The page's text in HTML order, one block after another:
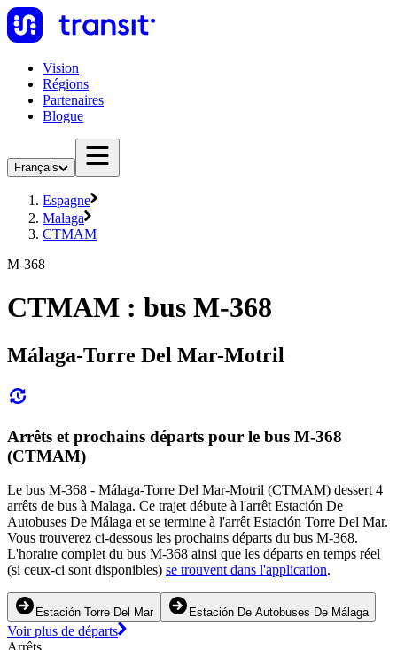
Vision
Régions
Partenaires
Blogue
Français
Espagne
Malaga
CTMAM
M-368
CTMAM : bus M-368
Málaga-Torre Del Mar-Motril
Arrêts et prochains départs pour le bus M-368
(CTMAM)
Le bus M-368 - Málaga-Torre Del Mar-Motril (CTMAM) dessert 4
arrêts de bus à Malaga. Ce trajet débute à l'arrêt Estación De
Autobuses De Málaga et se termine à l'arrêt Estación Torre Del Mar.
Vous trouverez ci-dessous les prochains départs du bus M-368.
L'horaire complet du bus M-368 ainsi que les départs en temps réel
(si ceux-ci sont disponibles) se trouvent dans l'application.
Estación Torre Del Mar Estación De Autobuses De Málaga
Voir plus de départs